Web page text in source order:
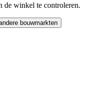
de winkel te controleren.
bouwmarkten